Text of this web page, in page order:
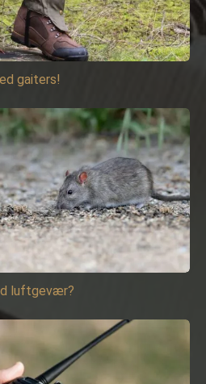
gaiters!
luftgevær?